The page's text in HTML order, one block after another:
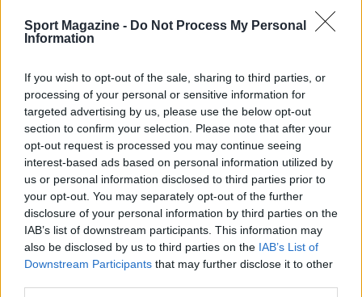
Sport Magazine - Do Not Process My Personal
Information
If you wish to opt-out of the sale, sharing to third parties, or
processing of your personal or sensitive information for
targeted advertising by us, please use the below opt-out
section to confirm your selection. Please note that after your
opt-out request is processed you may continue seeing
interest-based ads based on personal information utilized by
us or personal information disclosed to third parties prior to
your opt-out. You may separately opt-out of the further
disclosure of your personal information by third parties on the
IAB’s list of downstream participants. This information may
also be disclosed by us to third parties on the IAB’s List of
Downstream Participants that may further disclose it to other
sono
veri e propri crocevia per i grandi nomi, mentre
per squadre in crescita. Le quote al 28 giugno
forniscono quindi una fotografia delle
aspettative immediate prima dell’inizio degli
scontri diretti.
AUTORE
Andrea Conforti
Andrea Conforti, 46enne torinese dal look
casual e naturale, è un analista tattico che
trasforma dati e clip in racconti social. Ricorda